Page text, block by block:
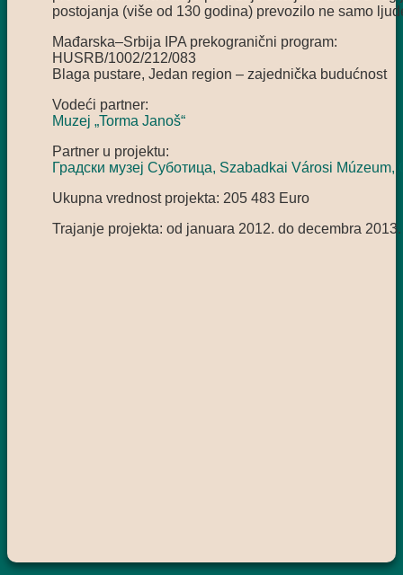
postojanja (više od 130 godina) prevozilo ne samo
Mađarska–Srbija IPA prekogranični program:
HUSRB/1002/212/083
Blaga pustare, Jedan region – zajednička budućnost
Vodeći partner:
Muzej „Torma Janoš“
Partner u projektu:
Градски музеј Суботица, Szabadkai Városi
Ukupna vrednost projekta: 205 483 Euro
Trajanje projekta: od januara 2012. do decembra